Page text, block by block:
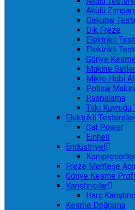
Akülü
Dekupaj
Dik Freze
Elektrikli
Elektrikli
Gönye Kesme
Makine
Mikro Hobi
Polisaj
Raspalama
Tilki Kuyruğu
Elektrikli Testereler
Cat Power
Einhell
Endüstriyel
Kompresörler
Freze Menteşe
Gönye Kesme
Karıştırıcılar
Harç
Kesme Doğrama